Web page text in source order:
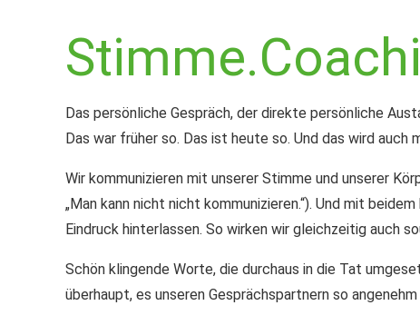
Das persönliche Gespräch, der direkte persönliche
Das war früher so. Das ist heute so. Und das wird auch
Wir kommunizieren mit unserer Stimme und unserer
„Man kann nicht nicht kommunizieren.“). Und mit
Eindruck hinterlassen. So wirken wir gleichzeitig auch
Schön klingende Worte, die durchaus in die Tat
überhaupt, es unseren Gesprächspartnern so